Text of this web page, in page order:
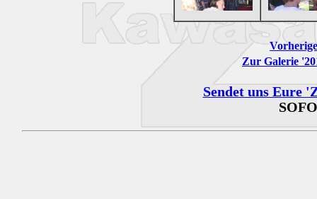
Zur Galerie
Sendet uns Eure